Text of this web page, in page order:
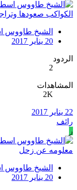
الكواكب صعودها
الشيخ طاووس
20 يناير 2017
الردود
2
المشاهدات
2K
22 يناير 2017
رائف
ر
معلومه عن زحل
الشيخ طاووس
20 يناير 2017